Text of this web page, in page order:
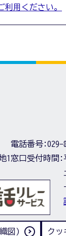
用ください。
1
電話番号:029-
窓口受付時間:
図) クッ